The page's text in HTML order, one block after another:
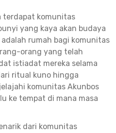
terdapat komunitas
yang kaya akan budaya
rumah bagi komunitas
orang yang telah
istiadat mereka selama
ritual kuno hingga
komunitas Akunbos
ke tempat di mana masa
dari komunitas